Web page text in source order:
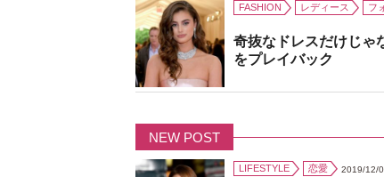
FASHION レディース フ
奇抜なドレスだけじゃ
をプレイバック
NEW POST
LIFESTYLE 恋愛 2019/12/